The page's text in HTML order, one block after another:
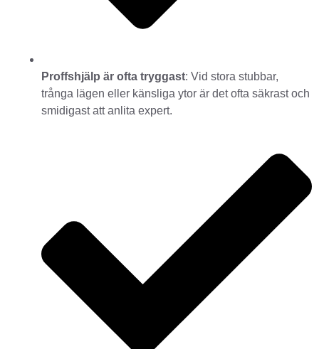
Proffshjälp är ofta tryggast: Vid stora stubbar,
trånga lägen eller känsliga ytor är det ofta säkrast och
smidigast att anlita expert.